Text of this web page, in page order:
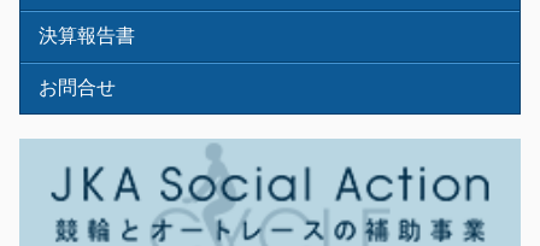
決算報告書
お問合せ